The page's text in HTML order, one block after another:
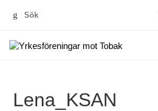
Sök
Lena_KSAN